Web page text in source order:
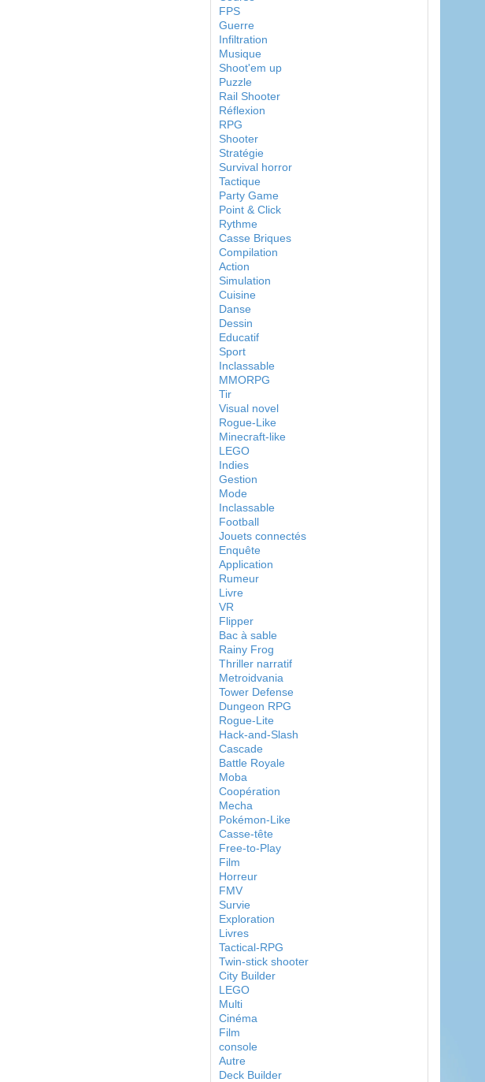
FPS
Guerre
Infiltration
Musique
Shoot'em up
Puzzle
Rail Shooter
Réflexion
RPG
Shooter
Stratégie
Survival horror
Tactique
Party Game
Point & Click
Rythme
Casse Briques
Compilation
Action
Simulation
Cuisine
Danse
Dessin
Educatif
Sport
Inclassable
MMORPG
Tir
Visual novel
Rogue-Like
Minecraft-like
LEGO
Indies
Gestion
Mode
Inclassable
Football
Jouets connectés
Enquête
Application
Rumeur
Livre
VR
Flipper
Bac à sable
Rainy Frog
Thriller narratif
Metroidvania
Tower Defense
Dungeon RPG
Rogue-Lite
Hack-and-Slash
Cascade
Battle Royale
Moba
Coopération
Mecha
Pokémon-Like
Casse-tête
Free-to-Play
Film
Horreur
FMV
Survie
Exploration
Livres
Tactical-RPG
Twin-stick shooter
City Builder
LEGO
Multi
Cinéma
Film
console
Autre
Deck Builder